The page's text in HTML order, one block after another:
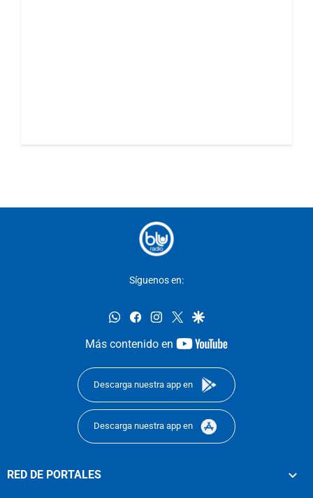
Síguenos en:
whatsappfacebookinstagram
twittergoogle
Más contenido en
youtube-
Descarga nuestra app en
Descarga nuestra app en
RED DE PORTALES